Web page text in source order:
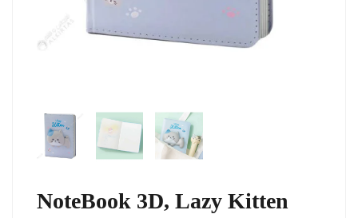
NoteBook 3D, Lazy Kitten